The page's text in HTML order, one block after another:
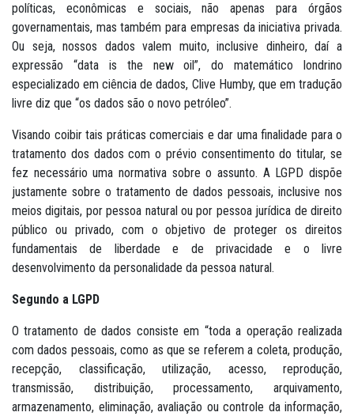
políticas, econômicas e sociais, não apenas para órgãos
governamentais, mas também para empresas da iniciativa privada.
Ou seja, nossos dados valem muito, inclusive dinheiro, daí a
expressão “data is the new oil”, do matemático londrino
especializado em ciência de dados, Clive Humby, que em tradução
livre diz que “os dados são o novo petróleo”.
Visando coibir tais práticas comerciais e dar uma finalidade para o
tratamento dos dados com o prévio consentimento do titular, se
fez necessário uma normativa sobre o assunto. A LGPD dispõe
justamente sobre o tratamento de dados pessoais, inclusive nos
meios digitais, por pessoa natural ou por pessoa jurídica de direito
público ou privado, com o objetivo de proteger os direitos
fundamentais de liberdade e de privacidade e o livre
desenvolvimento da personalidade da pessoa natural.
Segundo a LGPD
O tratamento de dados consiste em “toda a operação realizada
com dados pessoais, como as que se referem a coleta, produção,
recepção, classificação, utilização, acesso, reprodução,
transmissão, distribuição, processamento, arquivamento,
armazenamento, eliminação, avaliação ou controle da informação,